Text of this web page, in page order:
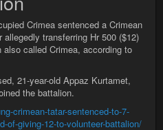
Crimea sentenced a Crimean
transferring Hr 500 ($12)
called Crimea, according to
21-year-old Appaz Kurtamet,
the battalion.
crimean-tatar-sentenced-to-7-
of-giving-12-to-volunteer-battalion/